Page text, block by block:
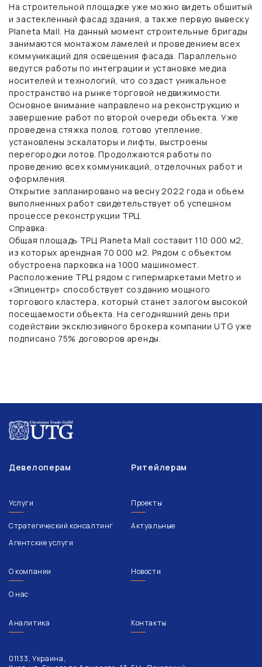
На строительной площадке уже можно видеть обшитый
и застекленный фасад здания, а также первую вывеску
Planeta Mall. На данный момент строительные бригады
занимаются монтажом ламелей и проведением всех
коммуникаций для освещения фасада. Параллельно
ведутся работы по интеграции и установке медиа
носителей и технологий, что создаст уникальное
пространство на рынке торговой недвижимости.
Основное внимание направлено на реконструкцию и
завершение работ по второй очереди объекта. Уже
проведена стяжка полов, готово утепление,
установлены эскалаторы и лифты, выстроены
перегородки лотов. Продолжаются работы по
проведению всех коммуникаций, отделочных работ и
оформления.
Открытие запланировано на весну 2022 года и объем
выполненных работ свидетельствует об успешном
процессе реконструкции ТРЦ.
Справка:
Общая площадь ТРЦ Planeta Mall составит 110 000 м2,
из которых арендная 70 000 м2. Рядом с объектом
обустроена парковка на 1000 машиномест.
Расположение ТРЦ рядом с гипермаркетами Metro и
«Эпицентр» способствует созданию мощного
торгового кластера, который станет залогом высокой
посещаемости объекта. На сегодняшний день при
содействии эксклюзивного брокера компании UTG уже
подписано 75% договоров аренды.
Девелоперам Ритейлерам
Услуги
Стратегический консалтинг
Агентские услуги
Проекты
Актуальные
О компании
О нас
Новости
Аналитика Контакты
01133, Украина,